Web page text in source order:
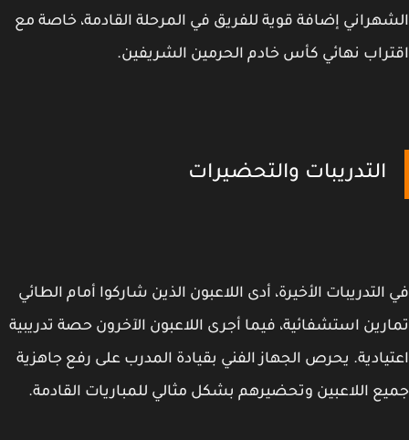
إضافة قوية للفريق في المرحلة القادمة، خاصة مع
نهائي كأس خادم الحرمين الشريفين.
التدريبات والتحضيرات
الأخيرة، أدى اللاعبون الذين شاركوا أمام الطائي
استشفائية، فيما أجرى اللاعبون الآخرون حصة تدريبية
يحرص الجهاز الفني بقيادة المدرب على رفع جاهزية
اللاعبين وتحضيرهم بشكل مثالي للمباريات القادمة.